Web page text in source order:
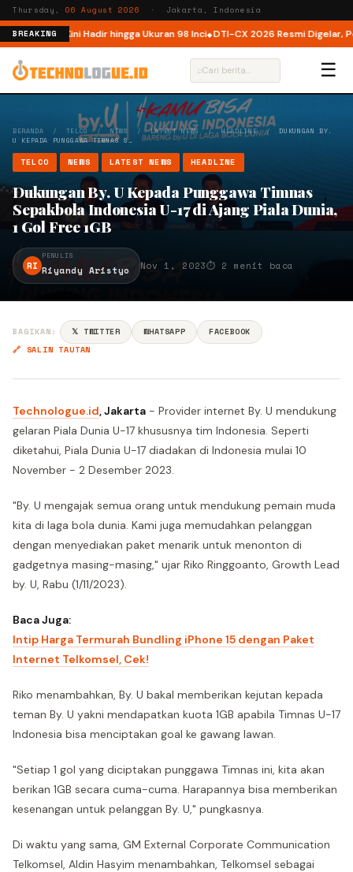
Thursday,06 August 2026 · Jakarta, Indonesia
BREAKINGKini Hadir hingga Ukuran 98 Inci DTI-CX 2026 Resmi Digelar,
⌕ ☰
BERANDA / TELCO/NEWS /LATEST NEWS /HEADLINE/DUKUNGAN BY.
U KEPADA PUNGGAWA TIMNAS S…
TELCO NEWS LATEST NEWS HEADLINE
Dukungan By. U Kepada Punggawa Timnas
Sepakbola Indonesia U-17 di Ajang Piala Dunia,
1 Gol Free 1GB
RI
PENULIS
Riyandy Aristyo Nov 1, 2023⏱ 2 menit baca
BAGIKAN: 𝕏 TWITTER WHATSAPP
FACEBOOK
🔗 SALIN TAUTAN
Technologue.id, Jakarta - Provider internet By. U mendukung
gelaran Piala Dunia U-17 khususnya tim Indonesia. Seperti
diketahui, Piala Dunia U-17 diadakan di Indonesia mulai 10
November - 2 Desember 2023.
"By. U mengajak semua orang untuk mendukung pemain muda
kita di laga bola dunia. Kami juga memudahkan pelanggan
dengan menyediakan paket menarik untuk menonton di
gadgetnya masing-masing," ujar Riko Ringgoanto, Growth Lead
by. U, Rabu (1/11/2023).
Baca Juga:
Intip Harga Termurah Bundling iPhone 15 dengan Paket
Internet Telkomsel, Cek!
Riko menambahkan, By. U bakal memberikan kejutan kepada
teman By. U yakni mendapatkan kuota 1GB apabila Timnas U-17
Indonesia bisa menciptakan goal ke gawang lawan.
"Setiap 1 gol yang diciptakan punggawa Timnas ini, kita akan
berikan 1GB secara cuma-cuma. Harapannya bisa memberikan
kesenangan untuk pelanggan By. U," pungkasnya.
Di waktu yang sama, GM External Corporate Communication
Telkomsel, Aldin Hasyim menambahkan, Telkomsel sebagai